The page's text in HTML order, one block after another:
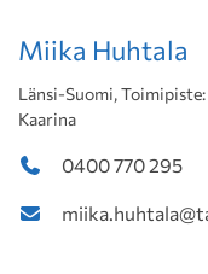
Miika Huhtala
Länsi-Suomi,
Kaarina
0400 770 295